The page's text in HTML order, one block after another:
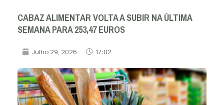
CABAZ ALIMENTAR VOLTA A SUBIR NA ÚLTIMA
SEMANA PARA 253,47 EUROS
Julho 29, 2026 17:02